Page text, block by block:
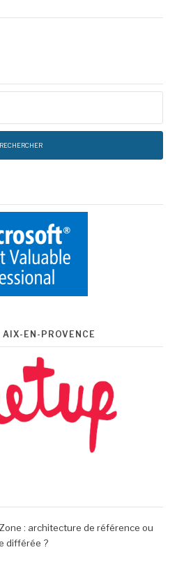
EN-PROVENCE
: architecture de référence ou
différée ?